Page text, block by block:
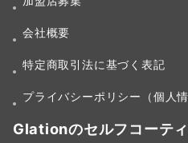
会社概要
特定商取引法に基づく表記
プライバシーポリシー（個人
Glationのセルフコーテ